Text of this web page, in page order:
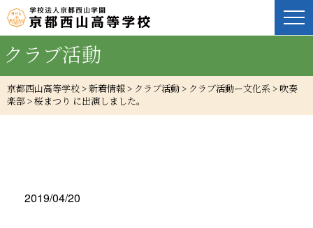
クラブ活動
京都西山高等学校 > 新着情報 > クラブ活動 > クラブ活動ー文化系 > 吹奏
楽部 > 桜まつり に出演しました。
2019/04/20